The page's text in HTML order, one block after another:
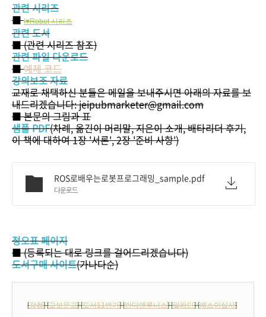
관련 시리즈
■I♥Robot 시리즈
관련 도서
■ (관련 시리즈 참조)
관련 파일 다운로드
■예제 코드
강의보조 자료
교재로 채택하신 분들은 메일을 보내주시면 아래의 자료를 보
내드리겠습니다: jeipubmarketer@gmail.com
■ 본문의 그림과 표
샘플 PDF(차례, 옮긴이 머리말, 지은이 소개, 배타리더 후기,
이 책에 대하여 1장 '서론', 2장 '준비 사항')
ROS로배우는로봇프로그래밍_sample.pdf
다운로드
정오표 페이지
■ (등록되는 대로 링크를 걸어드리겠습니다)
도서구매 사이트(가나다순)
[강컴] [교보문고] [도서11번가] [반디앤루니스] [알라딘] [예스이십사]